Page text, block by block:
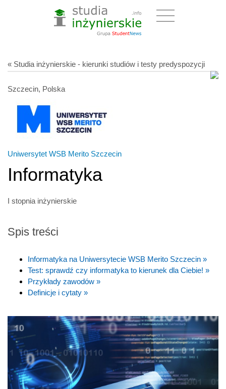
« Studia inżynierskie - kierunki studiów i testy predyspozycji
Szczecin, Polska
Uniwersytet WSB Merito Szczecin
Informatyka
I stopnia inżynierskie
Spis treści
Informatyka na Uniwersytecie WSB Merito Szczecin »
Test: sprawdź czy informatyka to kierunek dla Ciebie! »
Przykłady zawodów »
Definicje i cytaty »